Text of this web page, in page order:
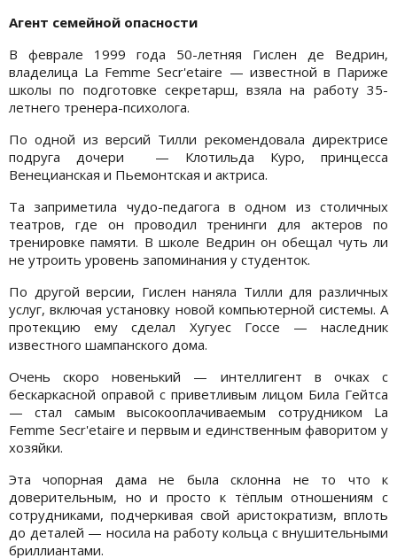
Агент семейной опасности
В феврале 1999 года 50-летняя Гислен де Ведрин,
владелица La Femme Secr'etaire — известной в Париже
школы по подготовке секретарш, взяла на работу 35-
летнего тренера-психолога.
По одной из версий Тилли рекомендовала директрисе
подруга дочери — Клотильда Куро, принцесса
Венецианская и Пьемонтская и актриса.
Та заприметила чудо-педагога в одном из столичных
театров, где он проводил тренинги для актеров по
тренировке памяти. В школе Ведрин он обещал чуть ли
не утроить уровень запоминания у студенток.
По другой версии, Гислен наняла Тилли для различных
услуг, включая установку новой компьютерной системы. А
протекцию ему сделал Хугуес Госсе — наследник
известного шампанского дома.
Очень скоро новенький — интеллигент в очках с
бескаркасной оправой с приветливым лицом Била Гейтса
— стал самым высокооплачиваемым сотрудником La
Femme Secr'etaire и первым и единственным фаворитом у
хозяйки.
Эта чопорная дама не была склонна не то что к
доверительным, но и просто к тёплым отношениям с
сотрудниками, подчеркивая свой аристократизм, вплоть
до деталей — носила на работу кольца с внушительными
бриллиантами.